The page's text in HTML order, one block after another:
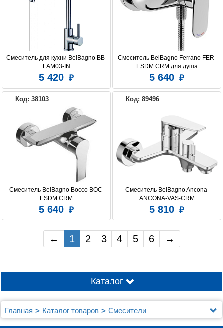
Смеситель для кухни BelBagno BB-
LAM03-IN
5 420
Смеситель BelBagno Ferrano FER
ESDM CRM для душа
5 640
Код: 38103
Смеситель BelBagno Bocco BOC
ESDM CRM
5 640
Код: 89496
Смеситель BelBagno Ancona
ANCONA-VAS-CRM
5 810
← 1 2 3 4 5 6 →
Каталог
Главная Каталог товаров
Смесители
Смесители BelBagno